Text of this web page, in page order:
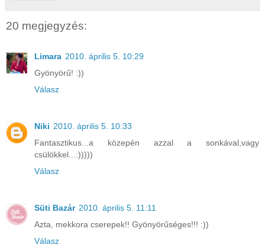
20 megjegyzés:
Limara 2010. április 5. 10:29
Gyönyörű! :))
Válasz
Niki 2010. április 5. 10:33
Fantasztikus...a közepén azzal a sonkával,vagy
csülökkel...:)))))
Válasz
Süti Bazár 2010. április 5. 11:11
Azta, mekkora cserepek!! Gyönyörűséges!!! :))
Válasz